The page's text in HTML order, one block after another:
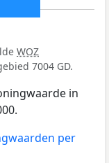
WOZ
7004 GD.
in
per